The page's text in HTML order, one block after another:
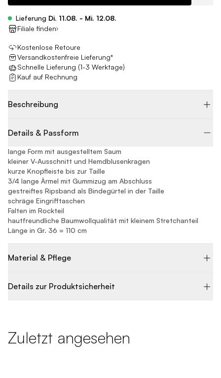
Lieferung Di. 11.08. - Mi. 12.08.
Filiale finden
Kostenlose Retoure
Versandkostenfreie Lieferung*
Schnelle Lieferung (1-3 Werktage)
Kauf auf Rechnung
Beschreibung
Details & Passform
lange Form mit ausgestelltem Saum
kleiner V-Ausschnitt und Hemdblusenkragen
kurze Knopfleiste bis zur Taille
3/4 lange Ärmel mit Gummizug am Abschluss
gestreiftes Ripsband als Bindegürtel in der Taille
schräge Eingrifftaschen
Falten im Rockteil
hautfreundliche Baumwollqualität mit kleinem Stretchanteil
Länge in Gr. 36 = 110 cm
Material & Pflege
Details zur Produktsicherheit
Zuletzt angesehen